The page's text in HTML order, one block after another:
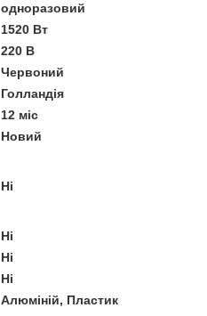
одноразовий
1520 Вт
220 В
Червоний
Голландія
12 міс
Новий
Ні
Ні
Ні
Ні
Алюміній, Пластик